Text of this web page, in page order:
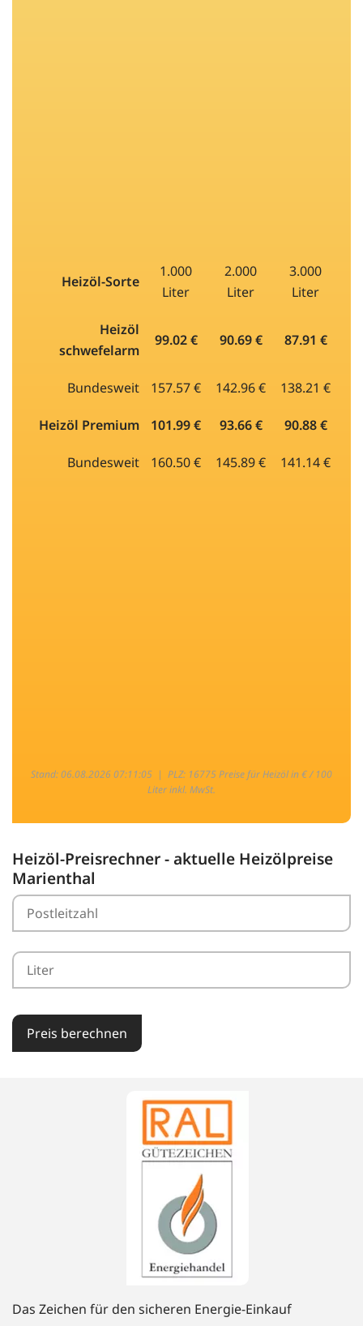
Heizöl-Sorte
1.000
Liter
2.000
Liter
3.000
Liter
Heizöl
schwefelarm
99.02 € 90.69 € 87.91 €
Bundesweit 157.57 € 142.96 € 138.21 €
Heizöl Premium 101.99 € 93.66 € 90.88 €
Bundesweit 160.50 € 145.89 € 141.14 €
Stand: 06.08.2026 07:11:05 | PLZ: 16775 Preise für Heizöl in € / 100
Liter inkl. MwSt.
Heizöl-Preisrechner - aktuelle Heizölpreise
Marienthal
Preis berechnen
Das Zeichen für den sicheren Energie-Einkauf